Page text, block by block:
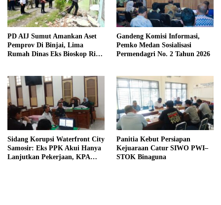
PD AIJ Sumut Amankan Aset
Pemprov Di Binjai, Lima
Rumah Dinas Eks Bioskop Ria
Gandeng Komisi Informasi,
Pemko Medan Sosialisasi
Permendagri No. 2 Tahun 2026
Sidang Korupsi Waterfront City
Samosir: Eks PPK Akui Hanya
Lanjutkan Pekerjaan, KPA
Panitia Kebut Persiapan
Kejuaraan Catur SIWO PWI–
STOK Binaguna